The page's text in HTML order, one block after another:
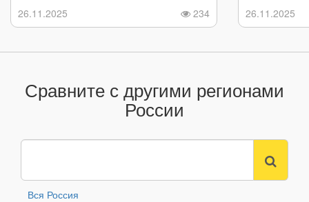
инструкция и бонусы в 2025 году
26.11.2025 234 26.11.2025
Сравните с другими регионами
России
Вся Россия